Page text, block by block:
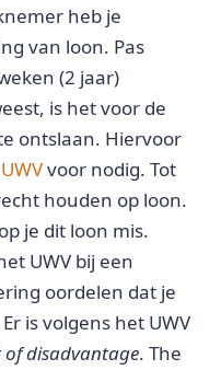
heb je
van loon. Pas
(2 jaar)
is het voor de
ontslaan. Hiervoor
voor nodig. Tot
houden op loon.
je dit loon mis.
UWV bij een
oordelen dat je
is volgens het UWV
of disadvantage. The